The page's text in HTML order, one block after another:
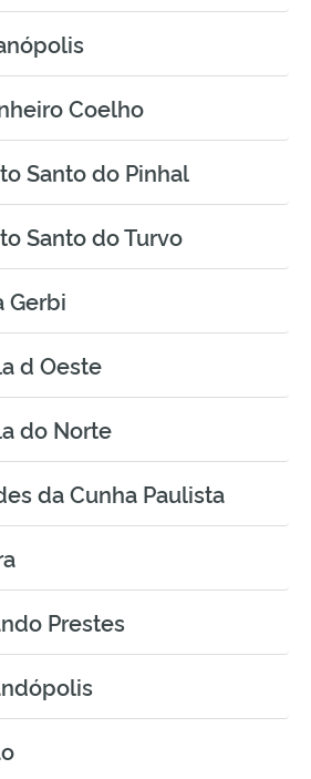
Coelho
Santo do Pinhal
Santo do Turvo
Gerbi
d Oeste
do Norte
da Cunha Paulista
Prestes